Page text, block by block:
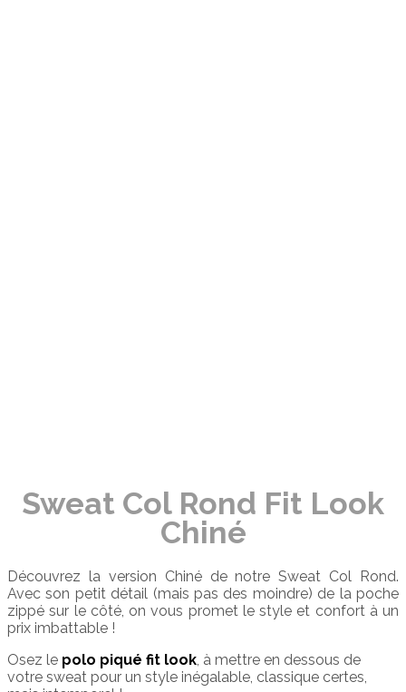
Sweat Col Rond Fit Look
Chiné
Découvrez la version Chiné de notre Sweat Col Rond.
Avec son petit détail (mais pas des moindre) de la poche
zippé sur le côté, on vous promet le style et confort à un
prix imbattable !
Osez le polo piqué fit look , à mettre en dessous de
votre sweat pour un style inégalable, classique certes,